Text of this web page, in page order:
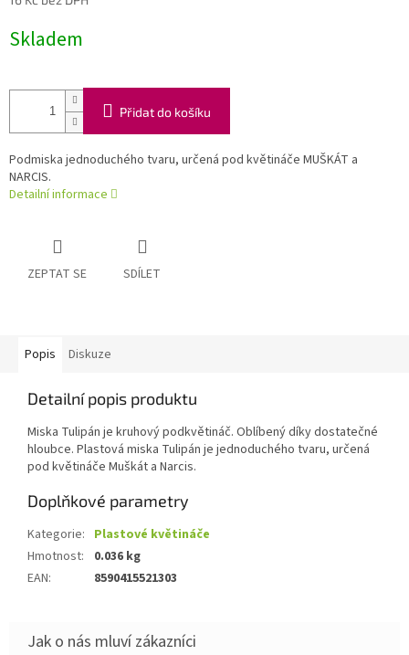
cena:
Skladem
Přidat do košíku
Podmiska jednoduchého tvaru, určená pod květináče MUŠKÁT a
NARCIS.
Detailní informace
ZEPTAT SE SDÍLET
Popis Diskuze
Detailní popis produktu
Miska Tulipán je kruhový podkvětináč. Oblíbený díky dostatečné
hloubce. Plastová miska Tulipán je jednoduchého tvaru, určená
pod květináče Muškát a Narcis.
Doplňkové parametry
Kategorie: Plastové květináče
Hmotnost:
0.036 kg
EAN: 8590415521303